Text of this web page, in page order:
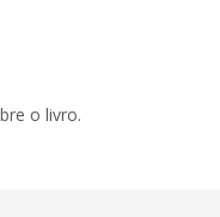
o livro.